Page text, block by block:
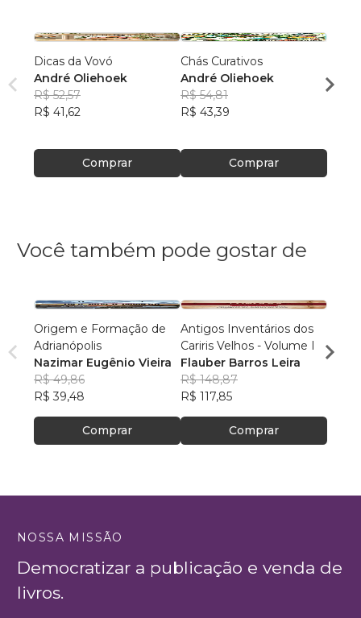
Dicas da Vovó
André Oliehoek
R$ 52,57
R$ 41,62
Comprar
Chás Curativos
André Oliehoek
R$ 54,81
R$ 43,39
Comprar
R$
Você também pode gostar de
Origem e Formação de
Adrianópolis
Nazimar Eugênio Vieira
R$ 49,86
R$ 39,48
Comprar
Antigos Inventários dos
Cariris Velhos - Volume I
Flauber Barros Leira
R$ 148,87
R$ 117,85
Comprar
NOSSA MISSÃO
Democratizar a publicação e venda de
livros.